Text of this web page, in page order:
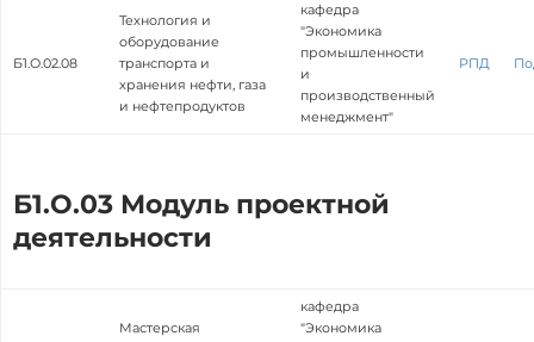
Б1.О.02.08
Технология и
оборудование
транспорта и
хранения нефти, газа
и нефтепродуктов
кафедра
"Экономика
промышленности
и
производственный
менеджмент"
РПД
Б1.О.03 Модуль проектной
деятельности
Мастерская
кафедра
"Экономика